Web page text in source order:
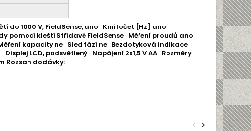
do 1000 V, FieldSense, ano Kmitočet [Hz] ano
pomocí kleští Střídavé FieldSense Měření proudů ano
kapacity ne Sled fází ne Bezdotyková indikace
Displej LCD, podsvětlený Napájení 2x1,5 V AA Rozměry
Rozsah dodávky:
>
<